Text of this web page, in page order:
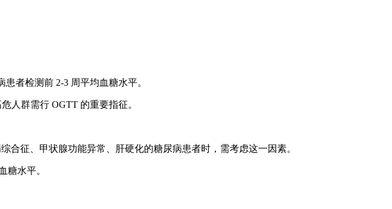
者检测前 2-3 周平均血糖水平。
人群需行 OGTT 的重要指征。
合征、甲状腺功能异常、肝硬化的糖尿病患者时，需考虑这一因素。
糖水平。